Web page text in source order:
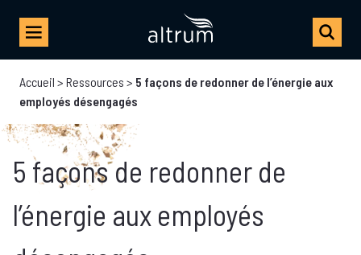
Accueil > Ressources > 5 façons de redonner de l’énergie aux
employés désengagés
5 façons de redonner de
l’énergie aux employés